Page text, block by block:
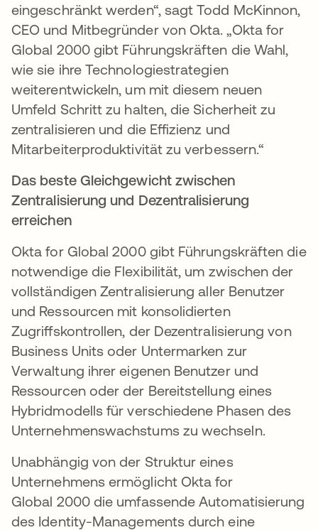
eingeschränkt werden“, sagt Todd McKinnon,
CEO und Mitbegründer von Okta. „Okta for
Global 2000 gibt Führungskräften die Wahl,
wie sie ihre Technologiestrategien
weiterentwickeln, um mit diesem neuen
Umfeld Schritt zu halten, die Sicherheit zu
zentralisieren und die Effizienz und
Mitarbeiterproduktivität zu verbessern.“
Das beste Gleichgewicht zwischen
Zentralisierung und Dezentralisierung
erreichen
Okta for Global 2000 gibt Führungskräften die
notwendige die Flexibilität, um zwischen der
vollständigen Zentralisierung aller Benutzer
und Ressourcen mit konsolidierten
Zugriffskontrollen, der Dezentralisierung von
Business Units oder Untermarken zur
Verwaltung ihrer eigenen Benutzer und
Ressourcen oder der Bereitstellung eines
Hybridmodells für verschiedene Phasen des
Unternehmenswachstums zu wechseln.
Unabhängig von der Struktur eines
Unternehmens ermöglicht Okta for
Global 2000 die umfassende Automatisierung
des Identity-Managements durch eine